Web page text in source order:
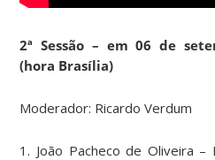
2ª Sessão – em 06 de
(hora Brasília)
Moderador: Ricardo Verdum
1. João Pacheco de Oliveira –